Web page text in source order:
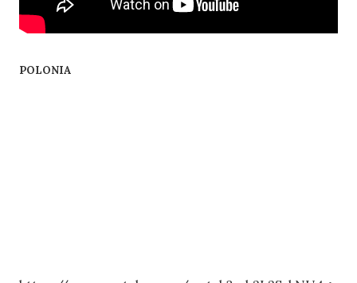
POLONIA